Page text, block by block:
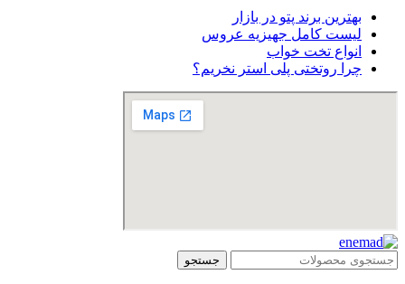
بهترین برند پتو در بازار
لیست کامل جهیزیه عروس
انواع تخت خواب
چرا روتختی پلی استر نخریم؟
جستجو